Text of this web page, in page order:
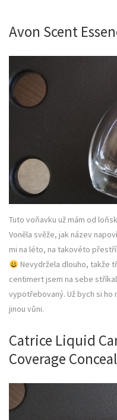
Avon Scent
Tuto voňavku už mám od
Voněla svěže, jak název
mi na léto, na takovéto
Nevydržela dlouho, takže
centimert jsem na sebe
vypotřebovaný. Už bych si ho
jinou vůni.
Catrice Liquid
Coverage